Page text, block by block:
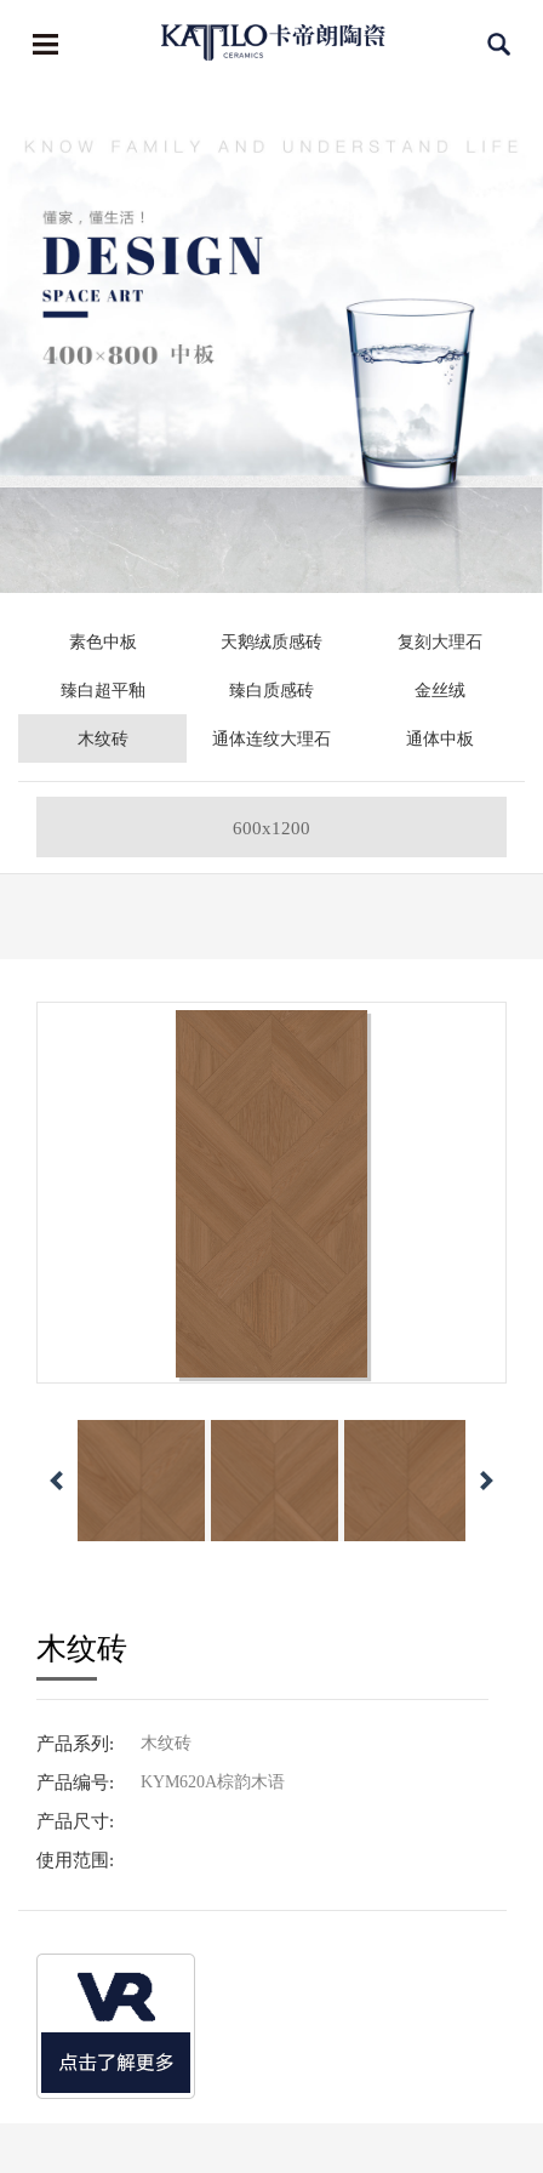
素色中板 天鹅绒质感砖 复刻大理石
臻白超平釉 臻白质感砖 金丝绒
木纹砖 通体连纹大理石 通体中板
600x1200
木纹砖
产品系列: 木纹砖
产品编号: KYM620A棕韵木语
产品尺寸:
使用范围: